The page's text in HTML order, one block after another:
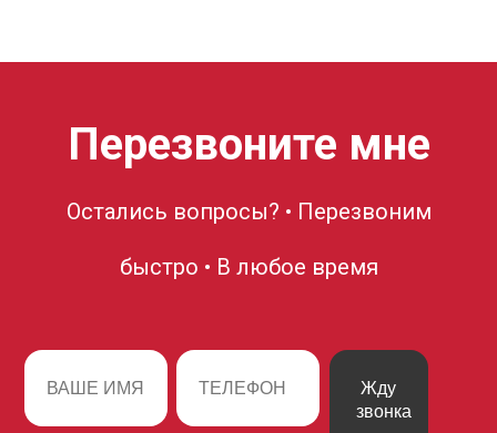
Перезвоните мне
Остались вопросы? • Перезвоним
быстро • В любое время
Жду
звонка